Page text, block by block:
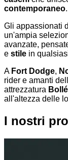
contemporaneo.
Gli appassionati
un'ampia
avanzate,
e stile in
A Fort Dodge,
rider e amanti
attrezzatura Bollé
all'altezza delle
I nostri